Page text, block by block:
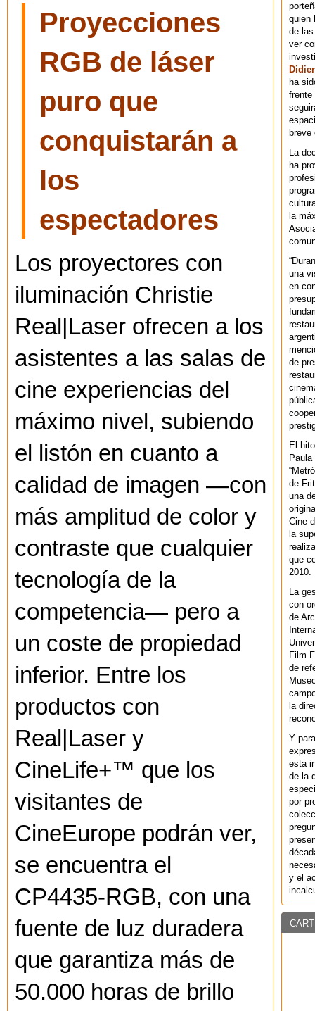
Proyecciones
RGB de láser
puro que
conquistarán a
los
espectadores
Los proyectores con
iluminación Christie
Real|Laser ofrecen a los
asistentes a las salas de
cine experiencias del
máximo nivel, subiendo
el listón en cuanto a
calidad de imagen —con
más amplitud de color y
contraste que cualquier
tecnología de la
competencia— pero a
un coste de propiedad
inferior. Entre los
productos con
Real|Laser y
CineLife+™ que los
visitantes de
CineEurope podrán ver,
se encuentra el
CP4435-RGB, con una
fuente de luz duradera
que garantiza más de
50.000 horas de brillo
quien
de
ver
Didier
ha
frente
breve
La
ha
la
una
en
de
El
de
una
Cine
la
que
2010.
La
con
de
Film
de
la
Y
esta
de la
por
y el